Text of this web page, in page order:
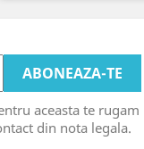
aceasta te rugam
din nota legala.